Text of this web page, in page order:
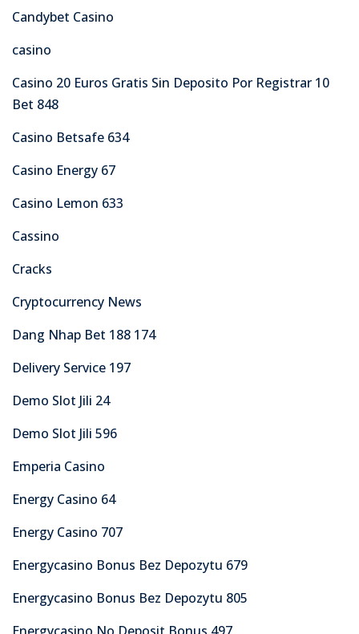
Candybet Casino
casino
Casino 20 Euros Gratis Sin Deposito Por Registrar 10
Bet 848
Casino Betsafe 634
Casino Energy 67
Casino Lemon 633
Cassino
Cracks
Cryptocurrency News
Dang Nhap Bet 188 174
Delivery Service 197
Demo Slot Jili 24
Demo Slot Jili 596
Emperia Casino
Energy Casino 64
Energy Casino 707
Energycasino Bonus Bez Depozytu 679
Energycasino Bonus Bez Depozytu 805
Energycasino No Deposit Bonus 497